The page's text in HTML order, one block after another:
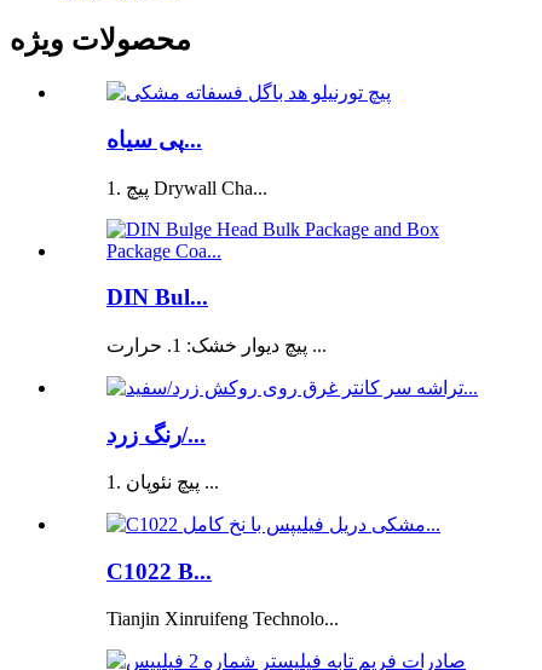
محصولات ویژه
پی سیاه...
1. پیچ Drywall Cha...
DIN Bul...
پیچ دیوار خشک: 1. حرارت ...
رنگ زرد/...
1. پیچ نئوپان ...
C1022 B...
Tianjin Xinruifeng Technolo...